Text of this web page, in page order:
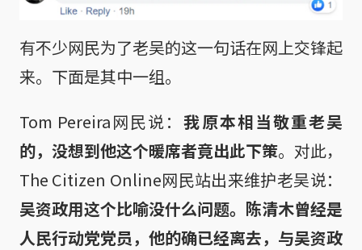
有不少网民为了老吴的这一句话在网上交锋起
来。下面是其中一组。
Tom Pereira网民说：我原本相当敬重老吴
的，没想到他这个暖席者竟出此下策。对此，
The Citizen Online网民站出来维护老吴说：
吴资政用这个比喻没什么问题。陈清木曾经是
人民行动党党员，他的确已经离去，与吴资政